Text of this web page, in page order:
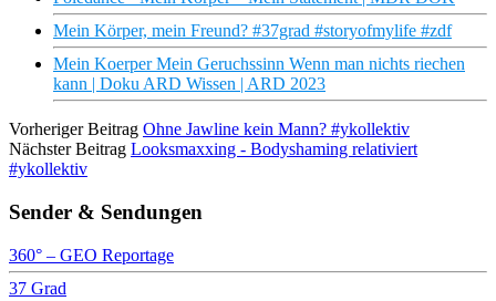
Mein Körper, mein Freund? #37grad #storyofmylife #zdf
Mein Koerper Mein Geruchssinn Wenn man nichts riechen
kann | Doku ARD Wissen | ARD 2023
Vorheriger Beitrag Ohne Jawline kein Mann? #ykollektiv
Nächster Beitrag Looksmaxxing - Bodyshaming relativiert
#ykollektiv
Sender & Sendungen
360° – GEO Reportage
37 Grad